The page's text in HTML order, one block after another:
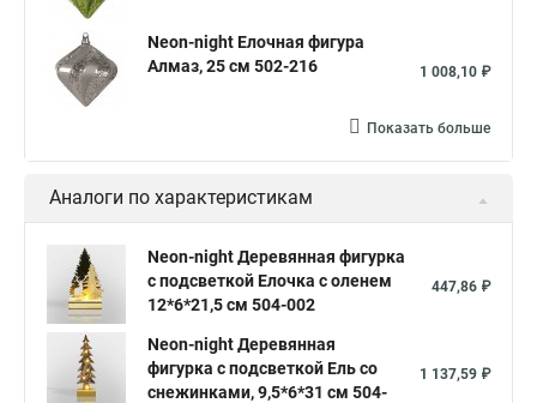
Neon-night Елочная фигура
Алмаз, 25 см 502-216
1 008,10 ₽
Показать больше
Аналоги по характеристикам
Neon-night Деревянная фигурка
с подсветкой Елочка с оленем
12*6*21,5 см 504-002
447,86 ₽
Neon-night Деревянная
фигурка с подсветкой Ель со
снежинками, 9,5*6*31 см 504-
1 137,59 ₽